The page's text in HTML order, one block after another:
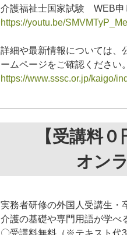
介護福祉士国家試験 WEB申
https://youtu.be/
詳細や最新情報については、
ームページをご確認ください。
https://www.sssc.or.jp/kaigo/
【受講料
オン
実務者研修の外国人受講生・
介護の基礎や専門用語が学べ
〇受講料無料（※テキスト代